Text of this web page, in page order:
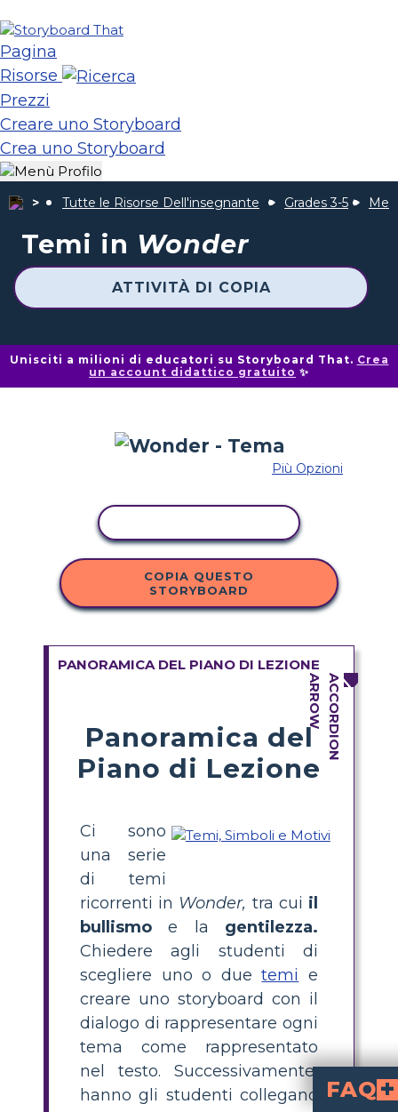
Pagina
Risorse
Prezzi
Creare uno Storyboard
Crea uno Storyboard
Tutte le Risorse Dell'insegnante Grades 3-5
Temi in Wonder
ATTIVITÀ DI COPIA
Unisciti a milioni di educatori su Storyboard That. Crea
un account didattico gratuito ✨
Più Opzioni
COPIA QUESTO
STORYBOARD
PANORAMICA DEL PIANO DI LEZIONE
Panoramica del
Piano di Lezione
Ci sono
una serie
di temi
ricorrenti in Wonder, tra cui il
bullismo e la gentilezza.
Chiedere agli studenti di
scegliere uno o duetemi e
creare uno storyboard con il
dialogo di rappresentare ogni
tema come rappresentato
nel testo. Successivamente,
hanno gli studenti collegano
FAQ